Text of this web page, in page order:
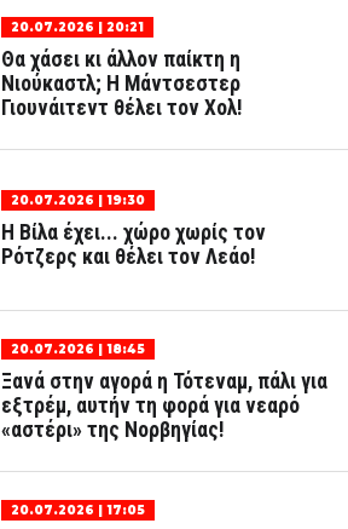
20.07.2026 | 20:21
Θα χάσει κι άλλον παίκτη η
Νιούκαστλ; Η Μάντσεστερ
Γιουνάιτεντ θέλει τον Χολ!
20.07.2026 | 19:30
Η Βίλα έχει... χώρο χωρίς τον
Ρότζερς και θέλει τον Λεάο!
20.07.2026 | 18:45
Ξανά στην αγορά η Τότεναμ, πάλι για
εξτρέμ, αυτήν τη φορά για νεαρό
«αστέρι» της Νορβηγίας!
20.07.2026 | 17:05